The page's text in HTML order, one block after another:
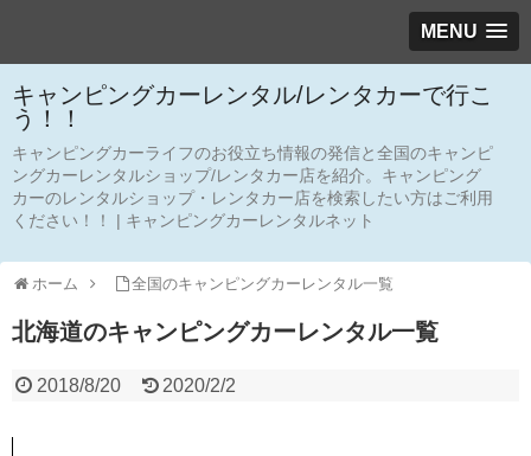
MENU
キャンピングカーレンタル/レンタカーで行こ
う！！
キャンピングカーライフのお役立ち情報の発信と全国のキャンピ
ングカーレンタルショップ/レンタカー店を紹介。キャンピング
カーのレンタルショップ・レンタカー店を検索したい方はご利用
ください！！ | キャンピングカーレンタルネット
ホーム 全国のキャンピングカーレンタル一覧
北海道のキャンピングカーレンタル一覧
2018/8/20 2020/2/2